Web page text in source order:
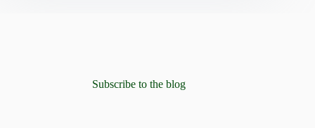
WaldesSubscribe to the blog